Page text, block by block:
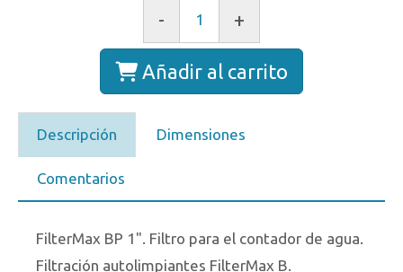
- +
Añadir al carrito
Descripción Dimensiones
Comentarios
FilterMax BP 1". Filtro para el contador de agua.
Filtración autolimpiantes FilterMax B.